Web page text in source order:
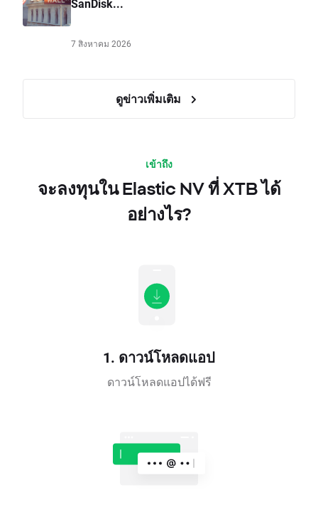
SanDisk...
7 สิงหาคม 2026
ดูข่าวเพิ่มเติม
เข้าถึง
จะลงทุนใน Elastic NV ที่ XTB ได้
อย่างไร?
1. ดาวน์โหลดแอป
ดาวน์โหลดแอปได้ฟรี